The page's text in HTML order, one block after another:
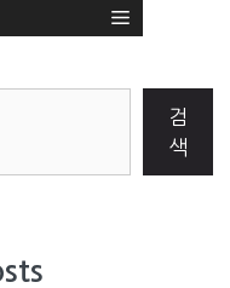
검
색